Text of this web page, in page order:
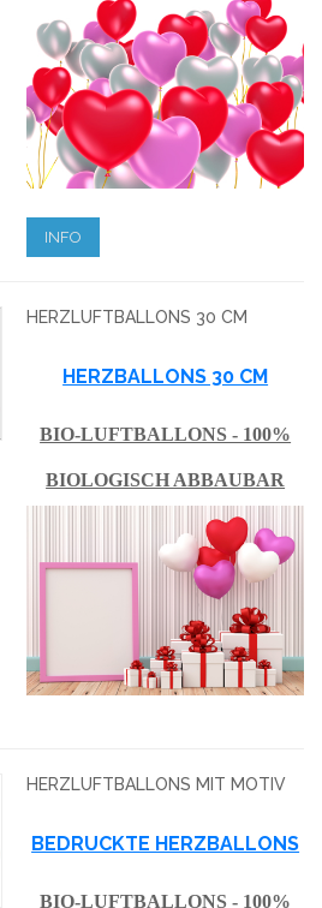
INFO
HERZLUFTBALLONS 30 CM
HERZBALLONS 30 CM
BIO-LUFTBALLONS - 100%
BIOLOGISCH ABBAUBAR
HERZLUFTBALLONS MIT MOTIV
BEDRUCKTE HERZBALLONS
BIO-LUFTBALLONS - 100%